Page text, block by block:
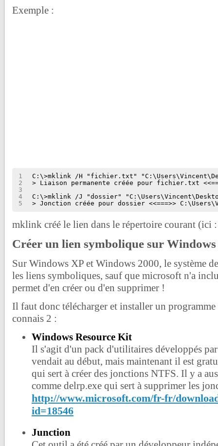
Exemple :
1
2
3
4
5
C:\>mklink /H "fichier.txt"
> Liaison permanente créée pour fichier.txt
C:\>mklink /J "dossier"
> Jonction créée pour dossier <<===>>
mklink créé le lien dans le répertoire courant (ici
Créer un lien symbolique sur
Sur Windows XP et Windows 2000, le système
les liens symboliques, sauf que microsoft n'a
permet d'en créer ou d'en supprimer !
Il faut donc télécharger et installer un programme
connais 2 :
Windows Resource Kit
Il s'agit d'un pack d'utilitaires développés
vendait au début, mais maintenant il est
qui sert à créer des jonctions NTFS. Il y a
comme delrp.exe qui sert à supprimer les
http://www.microsoft.com/fr-fr/
id=18546
Junction